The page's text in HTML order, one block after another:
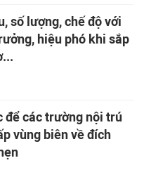
số lượng, chế độ với
hiệu phó khi sắp
để các trường nội trú
vùng biên về đích